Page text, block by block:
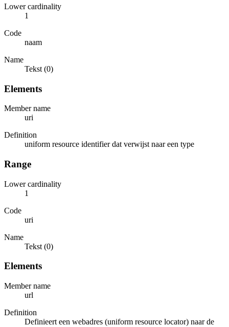
Lower cardinality
1
Code
naam
Name
Tekst (0)
Elements
Member name
uri
Definition
uniform resource identifier dat verwijst naar een type
Range
Lower cardinality
1
Code
uri
Name
Tekst (0)
Elements
Member name
url
Definition
Definieert een webadres (uniform resource locator) naar de